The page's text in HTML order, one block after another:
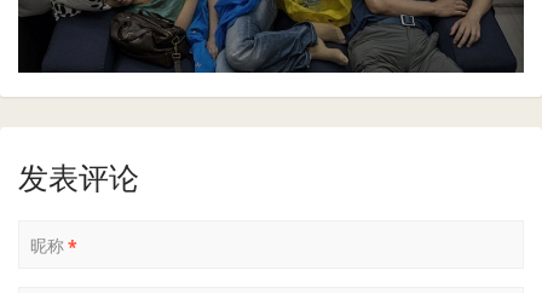
发表评论
昵称*